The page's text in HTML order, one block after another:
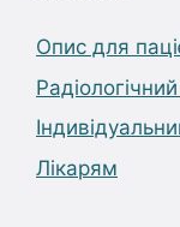
Опис для
Лікарям